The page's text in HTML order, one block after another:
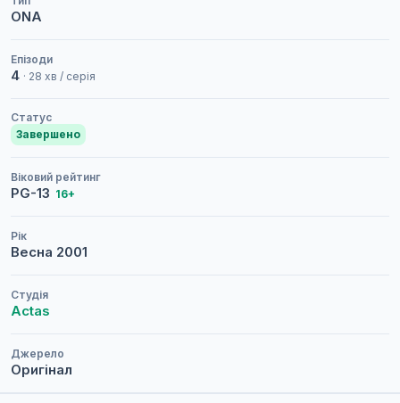
ONA
Епізоди
4 · 28 хв / серія
Статус
Завершено
Віковий рейтинг
PG-13 16+
Рік
Весна 2001
Студія
Actas
Джерело
Оригінал